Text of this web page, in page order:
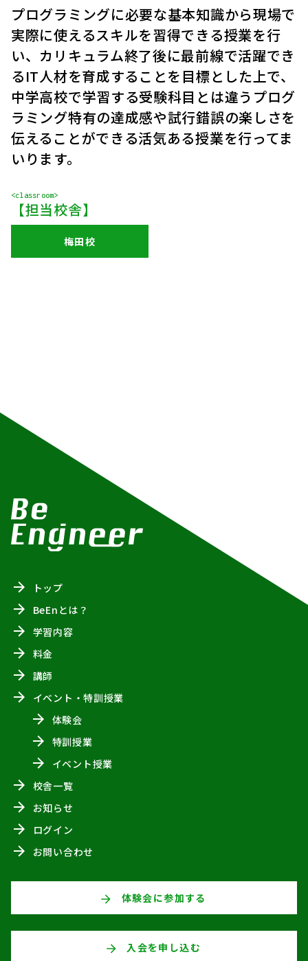
プログラミングに必要な基本知識から現場で
実際に使えるスキルを習得できる授業を行
い、カリキュラム終了後に最前線で活躍でき
るIT人材を育成することを目標とした上で、
中学高校で学習する受験科目とは違うプログ
ラミング特有の達成感や試行錯誤の楽しさを
伝えることができる活気ある授業を行ってま
いります。
<classroom>
【担当校舎】
梅田校
トップ
BeEnとは？
学習内容
料金
講師
イベント・特訓授業
体験会
特訓授業
イベント授業
校舎一覧
お知らせ
ログイン
お問い合わせ
体験会に参加する
入会を申し込む